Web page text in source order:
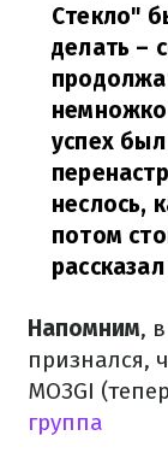
Стекло"
делать –
успех
неслось,
потом
Напомним,
признался,
MOЗGI
группа